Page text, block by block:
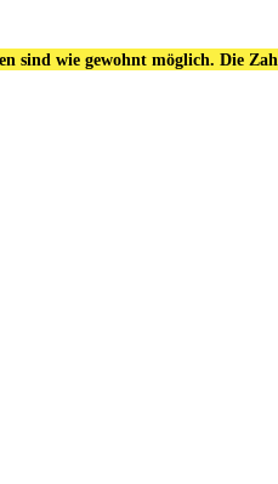
sind wie gewohnt möglich. Die